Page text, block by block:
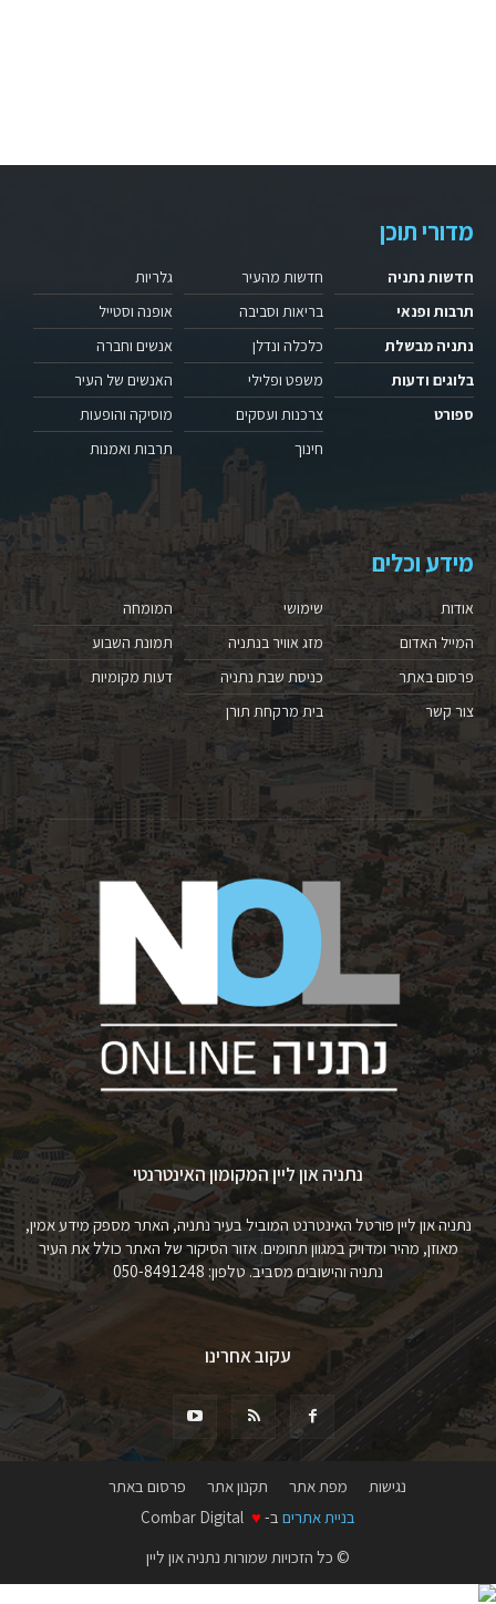
מדורי תוכן
חדשות נתניה
תרבות ופנאי
נתניה מבשלת
בלוגים ודעות
ספורט
חדשות מהעיר
בריאות וסביבה
כלכלה ונדלן
משפט ופלילי
צרכנות ועסקים
חינוך
גלריות
אופנה וסטייל
אנשים וחברה
האנשים של העיר
מוסיקה והופעות
תרבות ואמנות
מידע וכלים
אודות
המייל האדום
פרסום באתר
צור קשר
שימושי
מזג אוויר בנתניה
כניסת שבת נתניה
בית מרקחת תורן
המומחה
תמונת השבוע
דעות מקומיות
נתניה און ליין המקומון האינטרנטי
נתניה און ליין פורטל האינטרנט המוביל בעיר נתניה, האתר מספק מידע אמין,
מאוזן, מהיר ומדויק במגוון תחומים. אזור הסיקור של האתר כולל את העיר
נתניה והישובים מסביב. טלפון: 050-8491248
עקוב אחרינו
נגישות מפת אתר תקנון אתר
פרסום באתר
בניית אתרים ב- ♥
© כל הזכויות שמורות נתניה און ליין